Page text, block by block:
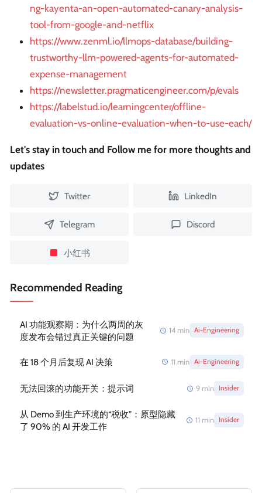
ng-kayenta-an-open-automated-canary-analysis-
tool-from-google-and-netflix
https://www.zenml.io/llmops-database/building-
trustworthy-llm-powered-agents-for-automated-
expense-management
https://newsletter.pragmaticengineer.com/p/evals
https://labelstud.io/learningcenter/offline-
evaluation-vs-online-evaluation-when-to-use-each/
Let's stay in touch and Follow me for more thoughts and
updates
Twitter LinkedIn
Telegram Discord
小红书
Recommended Reading
AI 功能观察期：为什么两周的灰
度发布会错过真正关键的问题
14 min Ai-Engineering
在 18 个月后复现 AI 决策 11 min Ai-Engineering
无法回滚的功能开关：提示词 9 min Insider
从 Demo 到生产环境的“税收”：原型隐藏
了 90% 的 AI 开发工作
11 min Insider